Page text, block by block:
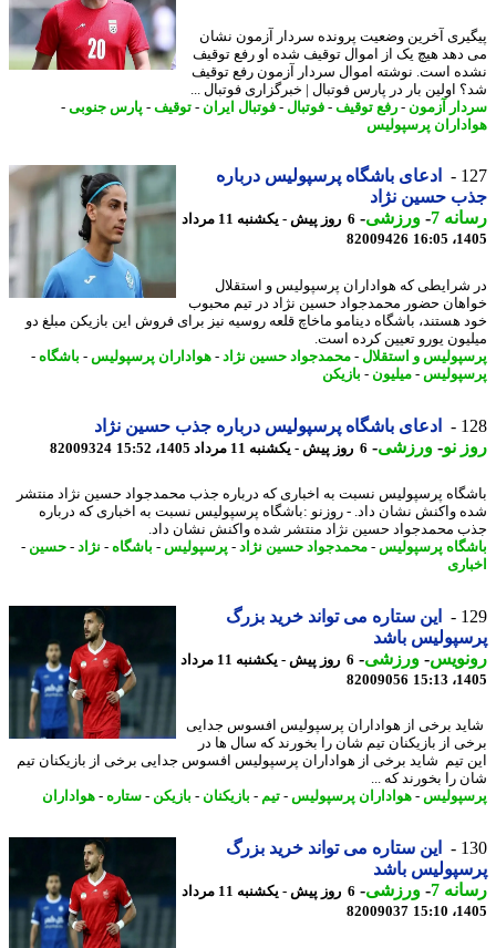
آخرین وضعیت پرونده سردار آزمون نشان
هیچ یک از اموال توقیف شده او رفع توقیف
است. نوشته اموال سردار آزمون رفع توقیف
اولین بار در پارس فوتبال | خبرگزاری فوتبال ...
آزمون -رفع توقیف-فوتبال-فوتبال ایران - توقیف-پارس جنوبی-
پرسپولیس
ادعای باشگاه پرسپولیس درباره
حسین نژاد
7
-ورزشی-
6 روز پیش - یکشنبه 11 مرداد
82009426
که هواداران پرسپولیس و استقلال
حضور محمدجواد حسین نژاد در تیم محبوب
هستند، باشگاه دینامو ماخاچ قلعه روسیه نیز برای فروش این بازیکن مبلغ دو
یورو تعیین کرده است.
و استقلال-محمدجواد حسین نژاد -هواداران پرسپولیس-باشگاه-
-میلیون-بازیکن
ادعای باشگاه پرسپولیس درباره جذب حسین نژاد
نو- ورزشی-6 روز پیش - یکشنبه 11 مرداد 1405، 15:52 82009324
پرسپولیس نسبت به اخباری که درباره جذب محمدجواد حسین نژاد منتشر
واکنش نشان داد. - روزنو :باشگاه پرسپولیس نسبت به اخباری که درباره
محمدجواد حسین نژاد منتشر شده واکنش نشان داد.
پرسپولیس-محمدجواد حسین نژاد -پرسپولیس-باشگاه-نژاد -حسین-
این ستاره می تواند خرید بزرگ
باشد
-ورزشی-
6 روز پیش - یکشنبه 11 مرداد
82009056
برخی از هواداران پرسپولیس افسوس جدایی
از بازیکنان تیم شان را بخورند که سال ها در
تیم شاید برخی از هواداران پرسپولیس افسوس جدایی برخی از بازیکنان تیم
را بخورند که ...
-هواداران پرسپولیس-تیم -بازیکنان-بازیکن -ستاره-هواداران
این ستاره می تواند خرید بزرگ
باشد
7
-ورزشی-
6 روز پیش - یکشنبه 11 مرداد
82009037